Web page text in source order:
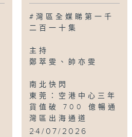
#灣區全媒睇第一千
二百一十集
主持
鄭萃雯、帥亦雯
南北快閃
東莞：空港中心三年
貨值破 700 億暢通
灣區出海通道
...
24/07/2026